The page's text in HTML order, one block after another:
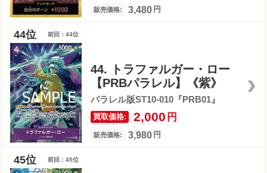
販売価格: 3,480 円
前回：44位
44. トラファルガー・ロー
【PRBパラレル】《紫》
パラレル版ST10-010『PRB01』
買取価格: 2,000 円
販売価格: 3,980 円
前回：45位